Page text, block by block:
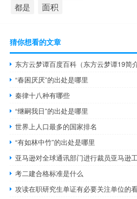
都是 面积
猜你想看的文章
东方云梦谭百度百科（东方云梦谭19简介
“春困厌厌”的出处是哪里
秦律十八种有哪些
“继嗣我日”的出处是哪里
世界上人口最多的国家排名
“有如林中竹”的出处是哪里
考二建合格标准是什么
攻读在职研究生单证有必要关注单位的